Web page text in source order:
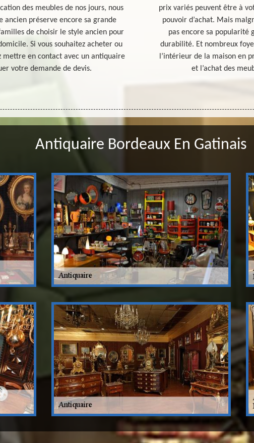
des meubles de nos jours, nous
ancien préserve encore sa grande
de choisir le style ancien pour
Si vous souhaitez acheter ou
mettre en contact avec un antiquaire
votre demande de devis.
prix variés peuvent être à
pouvoir d’achat. Mais
pas encore sa popularité
durabilité. Et nombreux
l’intérieur de la maison en
et l’achat des
Antiquaire Bordeaux En Gatinais